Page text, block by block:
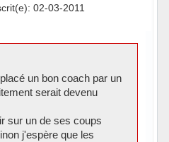
02-03-2011
un bon coach par un
serait devenu
sur un de ses coups
j'espère que les